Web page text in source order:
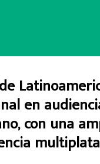
en
con una